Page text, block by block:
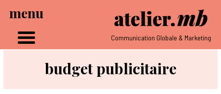
Communication Globale & Marketing
budget publicitaire
menu